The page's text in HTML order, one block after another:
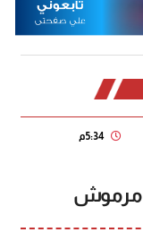
5:34 م
مرموش